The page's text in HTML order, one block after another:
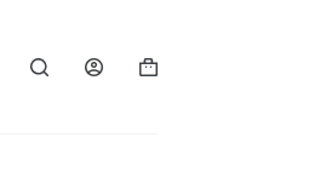
Winkelwagen